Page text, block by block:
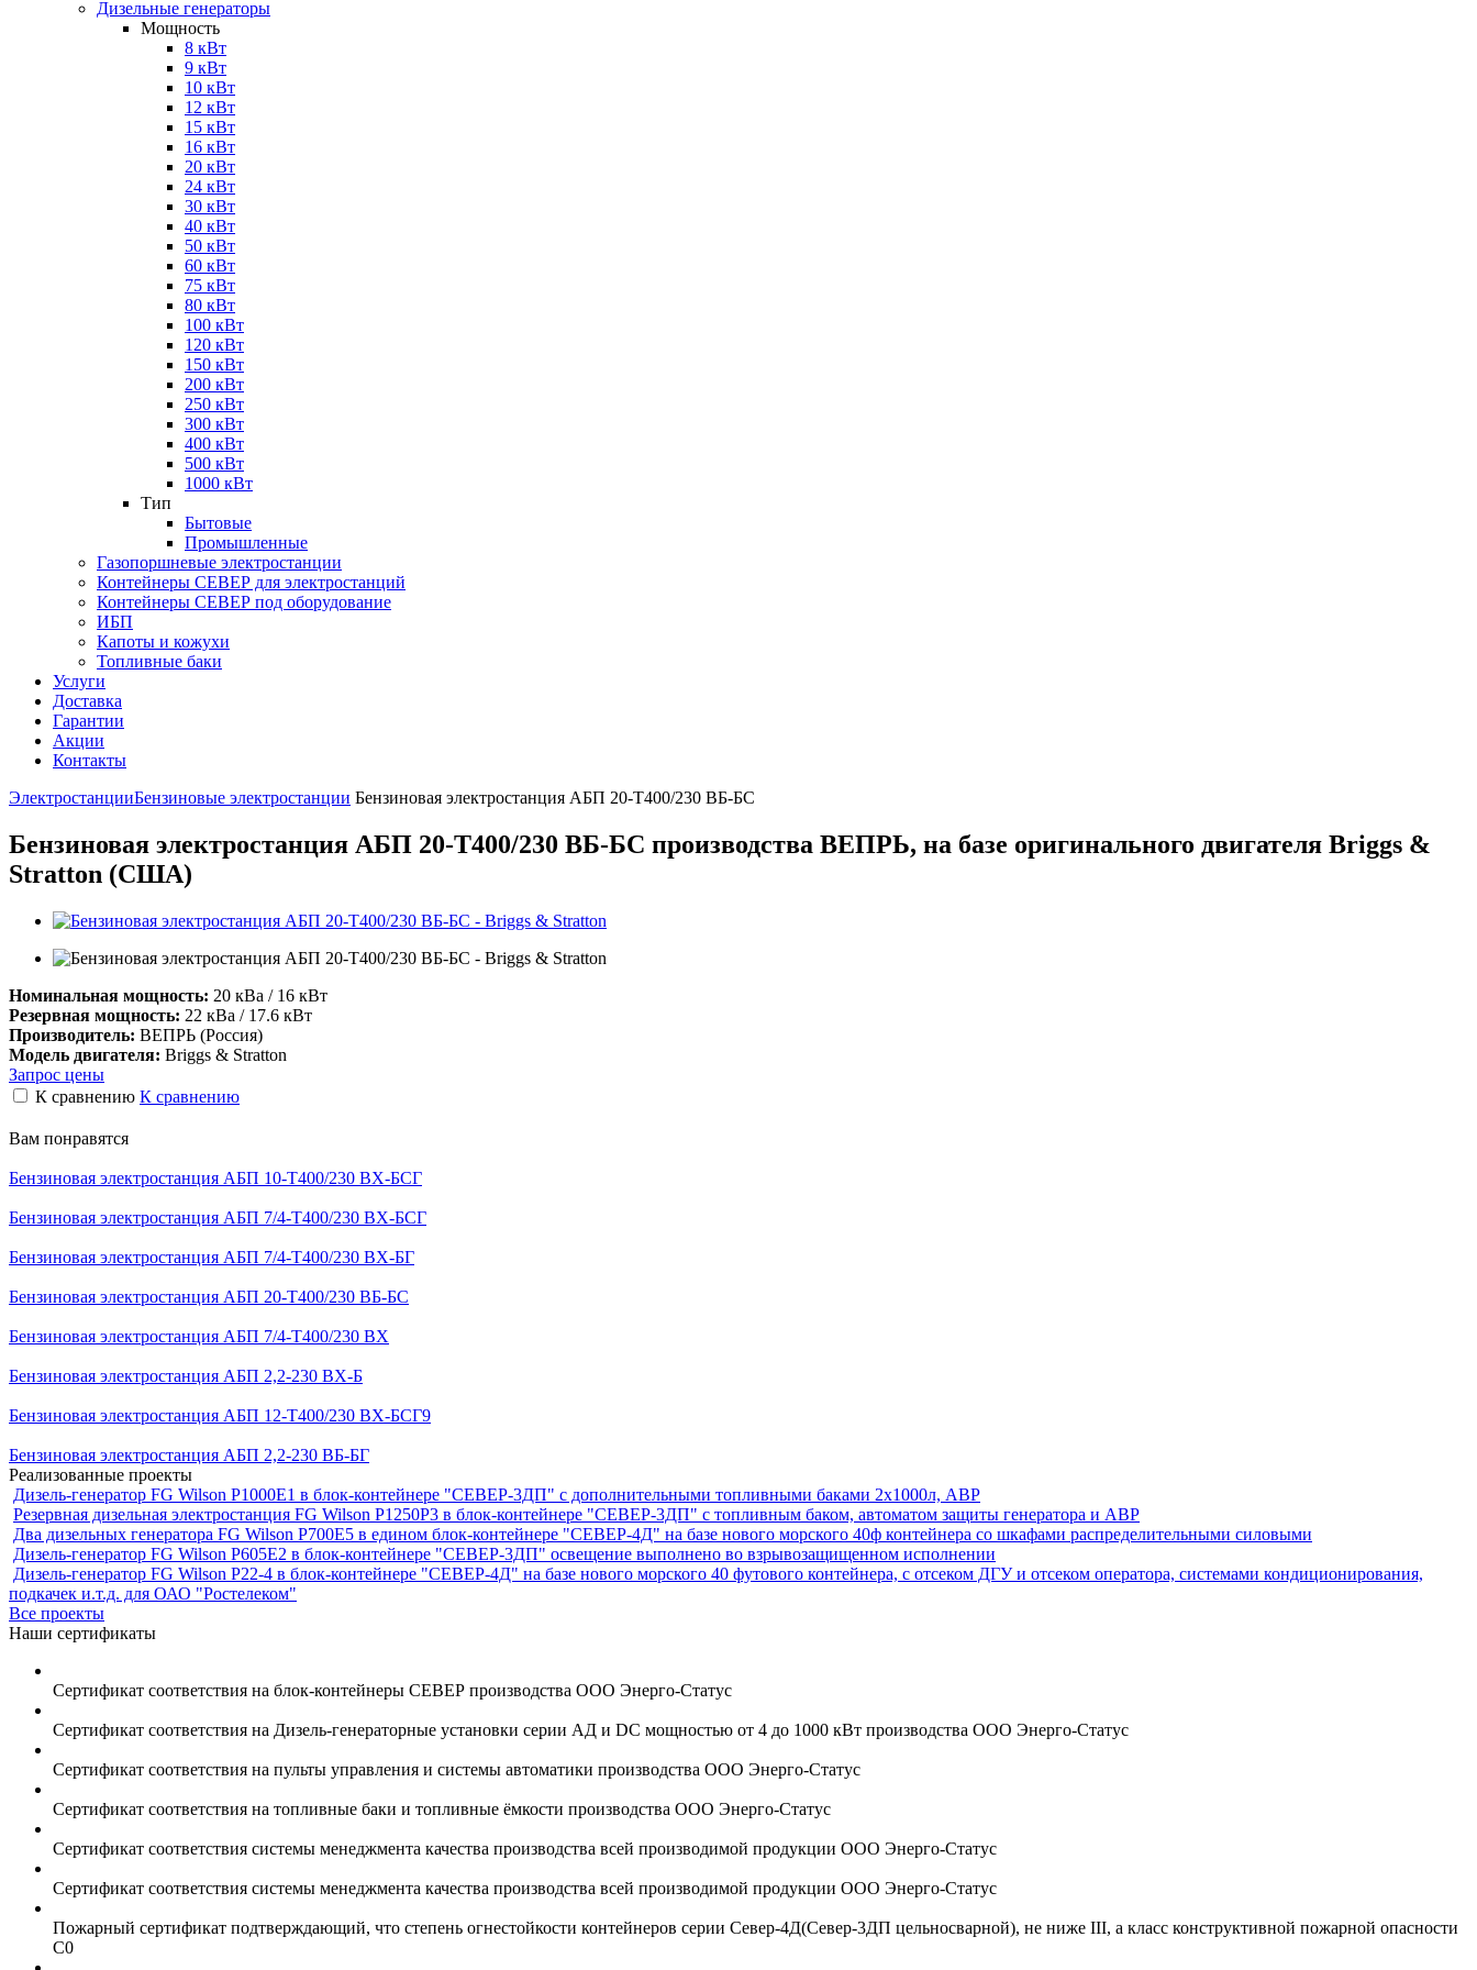
Дизельные генераторы
Мощность
8 кВт
9 кВт
10 кВт
12 кВт
15 кВт
16 кВт
20 кВт
24 кВт
30 кВт
40 кВт
50 кВт
60 кВт
75 кВт
80 кВт
100 кВт
120 кВт
150 кВт
200 кВт
250 кВт
300 кВт
400 кВт
500 кВт
1000 кВт
Тип
Бытовые
Промышленные
Газопоршневые электростанции
Контейнеры СЕВЕР для электростанций
Контейнеры СЕВЕР под оборудование
ИБП
Капоты и кожухи
Топливные баки
Услуги
Доставка
Гарантии
Акции
Контакты
ЭлектростанцииБензиновые электростанции Бензиновая электростанция АБП 20-Т400/230 ВБ-БС
Бензиновая электростанция АБП 20-Т400/230 ВБ-БС производства ВЕПРЬ, на базе оригинального двигателя Briggs &
Stratton (США)
Номинальная мощность: 20 кВа / 16 кВт
Резервная мощность: 22 кВа / 17.6 кВт
Производитель: ВЕПРЬ (Россия)
Модель двигателя: Briggs & Stratton
Запрос цены
К сравнению К сравнению
Вам понравятся
Бензиновая электростанция АБП 10-Т400/230 ВХ-БСГ
Бензиновая электростанция АБП 7/4-T400/230 ВX-БСГ
Бензиновая электростанция АБП 7/4-Т400/230 ВX-БГ
Бензиновая электростанция АБП 20-Т400/230 ВБ-БС
Бензиновая электростанция АБП 7/4-T400/230 ВX
Бензиновая электростанция АБП 2,2-230 ВХ-Б
Бензиновая электростанция АБП 12-Т400/230 ВХ-БСГ9
Бензиновая электростанция АБП 2,2-230 ВБ-БГ
Реализованные проекты
Дизель-генератор FG Wilson P1000E1 в блок-контейнере "СЕВЕР-3ДП" с дополнительными топливными баками 2х1000л, АВР
Резервная дизельная электростанция FG Wilson P1250Р3 в блок-контейнере "СЕВЕР-3ДП" с топливным баком, автоматом защиты генератора и АВР
Два дизельных генератора FG Wilson P700E5 в едином блок-контейнере "СЕВЕР-4Д" на базе нового морского 40ф контейнера со шкафами распределительными силовыми
Дизель-генератор FG Wilson P605Е2 в блок-контейнере "СЕВЕР-3ДП" освещение выполнено во взрывозащищенном исполнении
Дизель-генератор FG Wilson P22-4 в блок-контейнере "СЕВЕР-4Д" на базе нового морского 40 футового контейнера, с отсеком ДГУ и отсеком оператора, системами кондиционирования,
подкачек и.т.д. для ОАО "Ростелеком"
Все проекты
Наши сертификаты
Сертификат соответствия на блок-контейнеры СЕВЕР производства ООО Энерго-Статус
Сертификат соответствия на Дизель-генераторные установки серии АД и DC мощностью от 4 до 1000 кВт производства ООО Энерго-Статус
Сертификат соответствия на пульты управления и системы автоматики производства ООО Энерго-Статус
Сертификат соответствия на топливные баки и топливные ёмкости производства ООО Энерго-Статус
Сертификат соответствия системы менеджмента качества производства всей производимой продукции ООО Энерго-Статус
Сертификат соответствия системы менеджмента качества производства всей производимой продукции ООО Энерго-Статус
Пожарный сертификат подтверждающий, что степень огнестойкости контейнеров серии Север-4Д(Север-3ДП цельносварной), не ниже III, а класс конструктивной пожарной опасности
С0